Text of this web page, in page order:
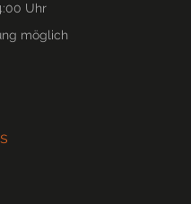
Uhr
möglich